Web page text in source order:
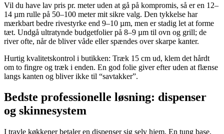
Vil du have lav pris pr. meter uden at gå på kompromis, så er en 12–
14 µm rulle på 50–100 meter mit sikre valg. Den tykkelse har
mærkbart bedre rivestyrke end 9–10 µm, men er stadig let at forme
tæt. Undgå ultratynde budgetfolier på 8–9 µm til ovn og grill; de
river ofte, når de bliver våde eller spændes over skarpe kanter.
Hurtig kvalitetskontrol i butikken: Træk 15 cm ud, klem det hårdt
om to fingre og træk i enden. En god folie giver efter uden at flænse
langs kanten og bliver ikke til “savtakker”.
Bedste professionelle løsning: dispenser
og skinnesystem
I travle køkkener betaler en dispenser sig selv hjem. En tung base,